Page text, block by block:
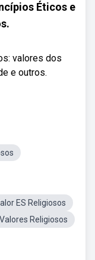
Éticos e
valores dos
e outros.
ES Religiosos
Religiosos